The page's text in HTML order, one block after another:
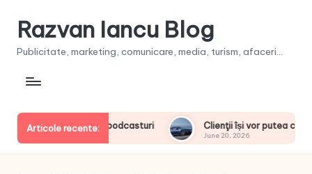
Razvan Iancu Blog
Publicitate, marketing, comunicare, media, turism, afaceri...
Articole recente:
Clienţii își vor putea configura noul BMW i3 50 xDrive First